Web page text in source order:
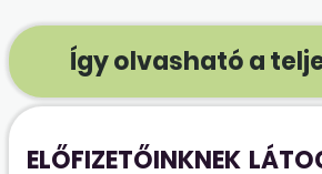
Így olvasható a
ELŐFIZETŐINKNEK